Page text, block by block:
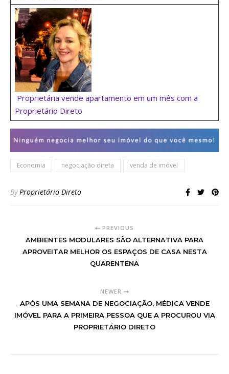
Proprietária vende apartamento em um mês com a
Proprietário Direto
Economia negociação direta venda de imóvel
ByProprietário Direto
PREVIOUS
AMBIENTES MODULARES SÃO ALTERNATIVA PARA
APROVEITAR MELHOR OS ESPAÇOS DE CASA NESTA
QUARENTENA
NEWER
APÓS UMA SEMANA DE NEGOCIAÇÃO, MÉDICA VENDE
IMÓVEL PARA A PRIMEIRA PESSOA QUE A PROCUROU VIA
PROPRIETÁRIO DIRETO